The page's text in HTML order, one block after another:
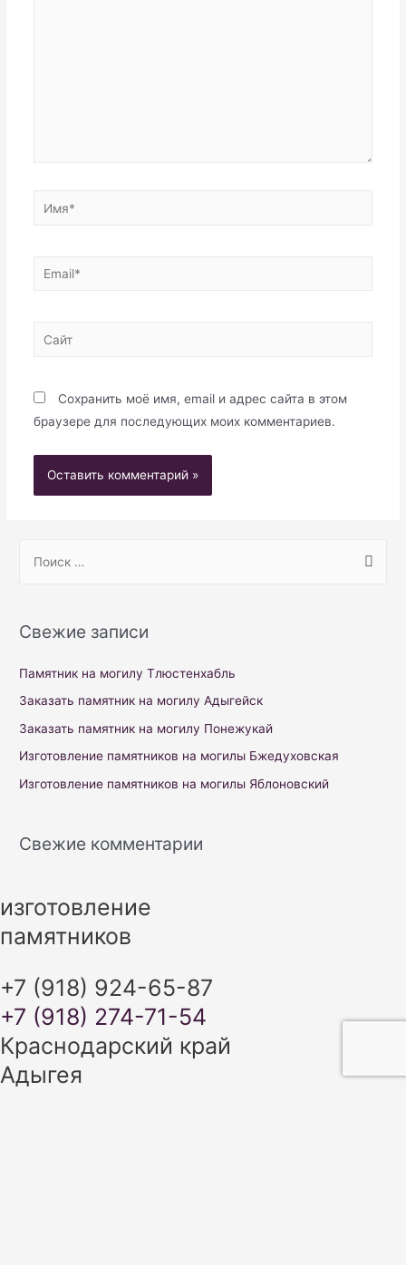
Имя*
Email*
Сайт
Сохранить моё имя, email и адрес сайта в этом
браузере для последующих моих комментариев.
r
h
f
o
Свежие записи
Памятник на могилу Тлюстенхабль
Заказать памятник на могилу Адыгейск
Заказать памятник на могилу Понежукай
Изготовление памятников на могилы Бжедуховская
Изготовление памятников на могилы Яблоновский
Свежие комментарии
изготовление
памятников
+7 (918) 924-65-87
+7 (918) 274-71-54
Краснодарский край
Адыгея